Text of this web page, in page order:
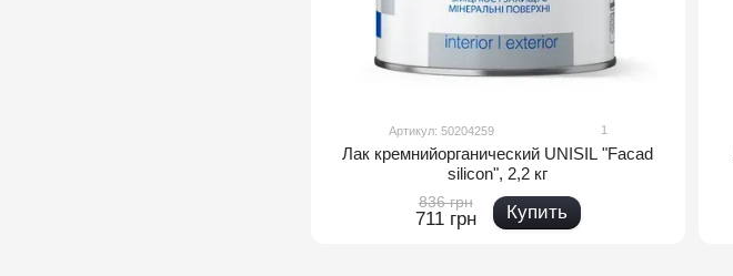
Артикул: 50204259 1
Лак кремнийорганический UNISIL "Facad
silicon", 2,2 кг
836 грн
711 грн Купить